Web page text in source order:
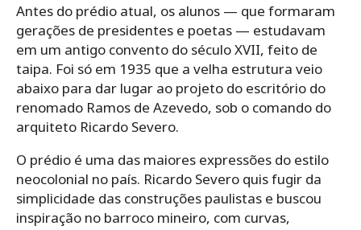
Antes do prédio atual, os alunos — que formaram
gerações de presidentes e poetas — estudavam
em um antigo convento do século XVII, feito de
taipa. Foi só em 1935 que a velha estrutura veio
abaixo para dar lugar ao projeto do escritório do
renomado Ramos de Azevedo, sob o comando do
arquiteto Ricardo Severo.
O prédio é uma das maiores expressões do estilo
neocolonial no país. Ricardo Severo quis fugir da
simplicidade das construções paulistas e buscou
inspiração no barroco mineiro, com curvas,